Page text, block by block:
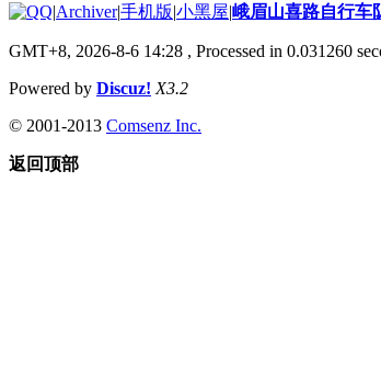
|Archiver|手机版|小黑屋|峨眉山喜路自行车
GMT+8, 2026-8-6 14:28 , Processed in 0.031260
Powered by Discuz! X3.2
© 2001-2013 Comsenz Inc.
返回顶部